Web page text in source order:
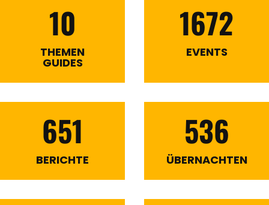
10
THEMEN
GUIDES
1672
EVENTS
651
BERICHTE
536
ÜBERNACHTEN